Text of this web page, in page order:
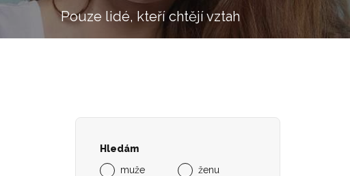
Pouze lidé, kteří chtějí vztah
Hledám
muže
ženu